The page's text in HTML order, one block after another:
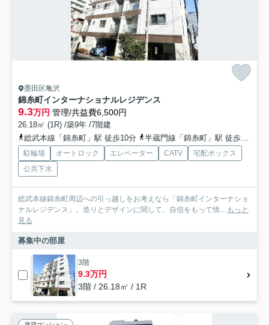
墨田区亀沢
錦糸町インターナショナルレジデンス
9.3万円 管理/共益費6,500円
26.18㎡ (1R) /築9年 /7階建
総武本線「錦糸町」駅 徒歩10分
半蔵門線「錦糸町」駅 徒歩10分
駐輪場 オートロック エレベーター CATV
宅配ボックス
公共下水
総武本線錦糸町周辺への引っ越しをお考えなら「錦糸町インターナショ
ナルレジデンス」。造りとデザインに関して、自信をもって情... もっと
見る
募集中の部屋
3階
9.3万円
3階 / 26.18㎡ / 1R